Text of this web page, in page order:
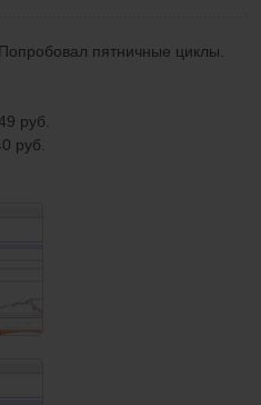
пятничные циклы.
руб.
руб.